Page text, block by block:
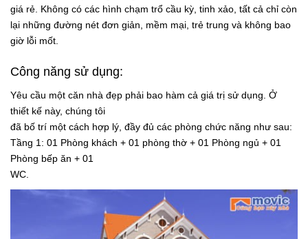
giá rẻ. Không có các hình chạm trổ cầu kỳ, tinh xảo, tất cả chỉ còn
lại những đường nét đơn giản, mềm mại, trẻ trung và không bao
giờ lỗi mốt.
Công năng sử dụng:
Yêu cầu một căn nhà đẹp phải bao hàm cả giá trị sử dụng. Ở
thiết kế này, chúng tôi
đã bố trí một cách hợp lý, đầy đủ các phòng chức năng như sau:
Tầng 1: 01 Phòng khách + 01 phòng thờ + 01 Phòng ngủ + 01
Phòng bếp ăn + 01
WC.